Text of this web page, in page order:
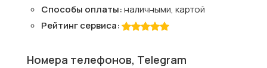
Способы оплаты:наличными, картой
Рейтинг сервиса:
Номера телефонов, Telegram